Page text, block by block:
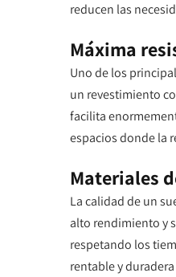
reducen las
Máxima
Uno de los
un revestimiento
facilita
espacios donde la
Materiales
La calidad de un
alto rendimiento y
respetando los
rentable y